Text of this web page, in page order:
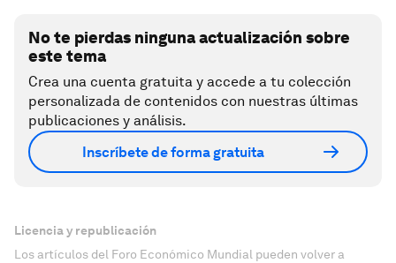
No te pierdas ninguna actualización sobre
este tema
Crea una cuenta gratuita y accede a tu colección
personalizada de contenidos con nuestras últimas
publicaciones y análisis.
Inscríbete de forma gratuita
Licencia y republicación
Los artículos del Foro Económico Mundial pueden volver a